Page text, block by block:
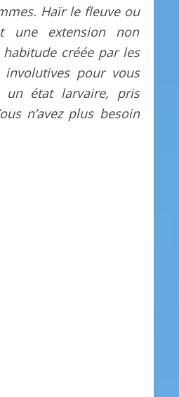
Haïr le fleuve ou
une extension non
habitude créée par les
pour vous
un état larvaire, pris
n’avez plus besoin